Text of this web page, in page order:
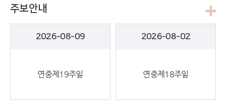
주보안내
2026-08-09
연중제19주일
2026-08-02
연중제18주일